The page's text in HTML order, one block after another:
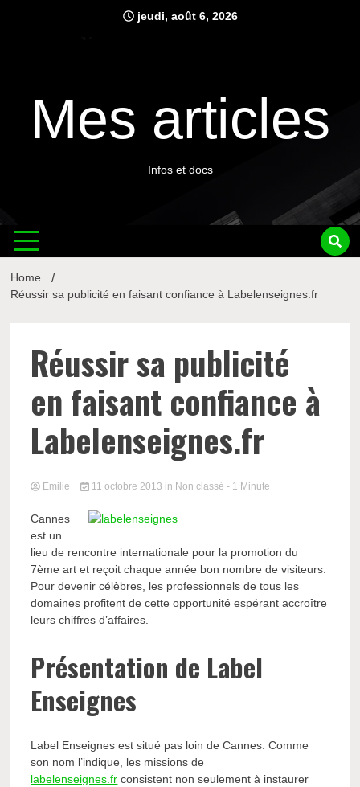
jeudi, août 6, 2026
Mes articles
Infos et docs
Home
Réussir sa publicité en faisant confiance à Labelenseignes.fr
Réussir sa publicité
en faisant confiance à
Labelenseignes.fr
Emilie 11 octobre 2013 in Non classé - 1 Minute
Cannes
est un
lieu de rencontre internationale pour la promotion du
7ème art et reçoit chaque année bon nombre de visiteurs.
Pour devenir célèbres, les professionnels de tous les
domaines profitent de cette opportunité espérant accroître
leurs chiffres d’affaires.
Présentation de Label
Enseignes
Label Enseignes est situé pas loin de Cannes. Comme
son nom l’indique, les missions de
labelenseignes.fr consistent non seulement à instaurer